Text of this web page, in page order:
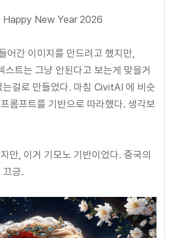
New Year 2026
어간 이미지를 만드려고 했지만,
스트는 그냥 안된다고 보는게 맞을거
는걸로 만들었다. 마침 CivitAI 에 비슷
롬프트를 기반으로 따라했다. 생각보
만, 이거 기모노 기반이었다. 중국의
끄긍.